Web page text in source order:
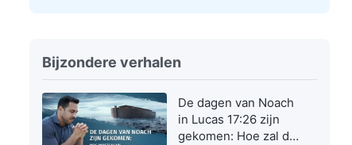
Bijzondere verhalen
De dagen van Noach
in Lucas 17:26 zijn
gekomen: Hoe zal de